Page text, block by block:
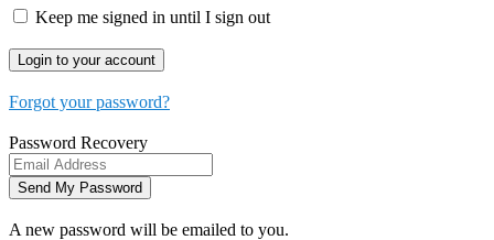
Keep me signed in until I sign out
Forgot your password?
Password Recovery
A new password will be emailed to you.